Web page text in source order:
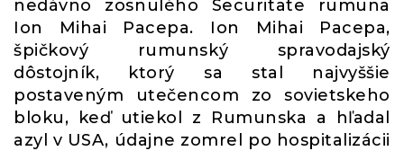
nedávno zosnulého Securitate rumuna
Ion Mihai Pacepa. Ion Mihai Pacepa,
špičkový rumunský spravodajský
dôstojník, ktorý sa stal najvyššie
postaveným utečencom zo sovietskeho
bloku, keď utiekol z Rumunska a hľadal
azyl v USA, údajne zomrel po hospitalizácii